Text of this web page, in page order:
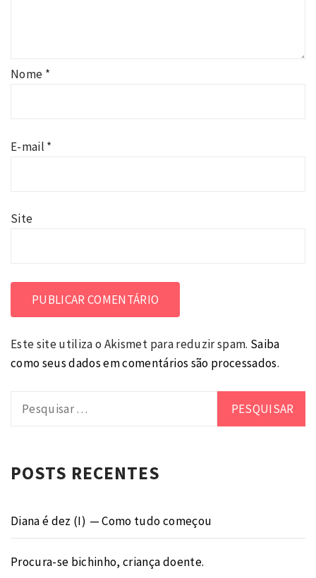
Nome *
E-mail *
Site
Este site utiliza o Akismet para reduzir spam. Saiba
como seus dados em comentários são processados.
por:
POSTS RECENTES
Diana é dez (I) — Como tudo começou
Procura-se bichinho, criança doente.